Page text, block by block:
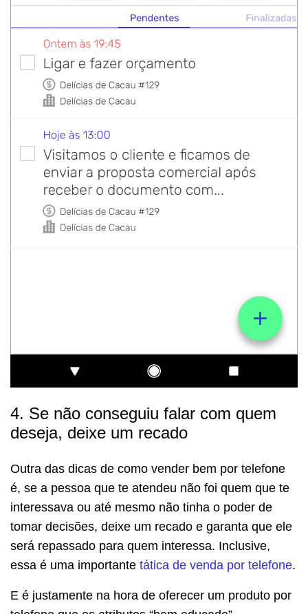
4. Se não conseguiu falar com quem
deseja, deixe um recado
Outra das dicas de como vender bem por telefone
é, se a pessoa que te atendeu não foi quem que te
interessava ou até mesmo não tinha o poder de
tomar decisões, deixe um recado e garanta que ele
será repassado para quem interessa. Inclusive,
essa é uma importante tática de venda por telefone.
E é justamente na hora de oferecer um produto por